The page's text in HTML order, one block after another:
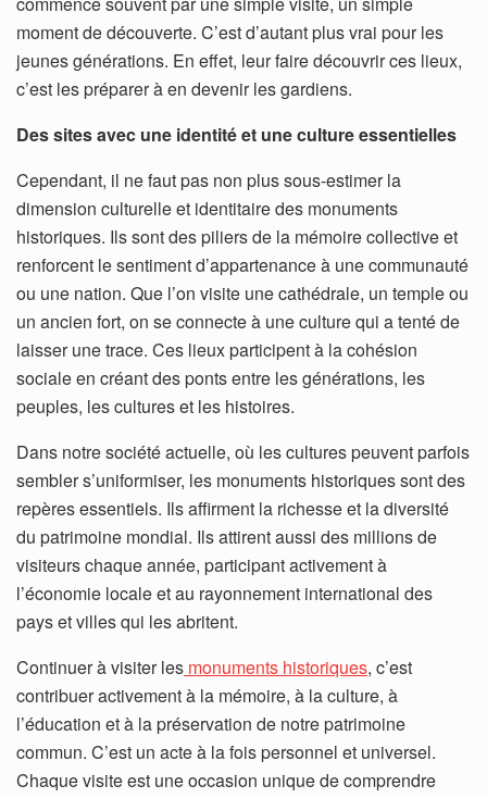
moment de découverte. C’est d’autant plus vrai pour les
jeunes générations. En effet, leur faire découvrir ces lieux,
c’est les préparer à en devenir les gardiens.
Des sites avec une identité et une culture essentielles
Cependant, il ne faut pas non plus sous-estimer la
dimension culturelle et identitaire des monuments
historiques. Ils sont des piliers de la mémoire collective et
renforcent le sentiment d’appartenance à une communauté
ou une nation. Que l’on visite une cathédrale, un temple ou
un ancien fort, on se connecte à une culture qui a tenté de
laisser une trace. Ces lieux participent à la cohésion
sociale en créant des ponts entre les générations, les
peuples, les cultures et les histoires.
Dans notre société actuelle, où les cultures peuvent parfois
sembler s’uniformiser, les monuments historiques sont des
repères essentiels. Ils affirment la richesse et la diversité
du patrimoine mondial. Ils attirent aussi des millions de
visiteurs chaque année, participant activement à
l’économie locale et au rayonnement international des
pays et villes qui les abritent.
Continuer à visiter les monuments historiques, c’est
contribuer activement à la mémoire, à la culture, à
l’éducation et à la préservation de notre patrimoine
commun. C’est un acte à la fois personnel et universel.
Chaque visite est une occasion unique de comprendre